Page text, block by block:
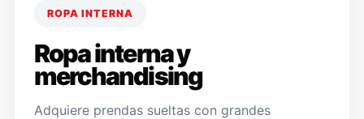
ROPA INTERNA
Ropa interna y
merchandising
Adquiere prendas sueltas con grandes